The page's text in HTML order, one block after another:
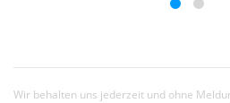
Wir behalten uns jederzeit und ohne